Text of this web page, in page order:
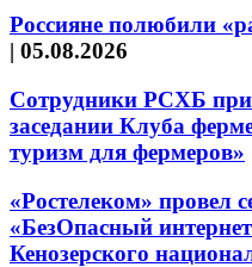
Россияне полюбили
| 05.08.2026
Сотрудники РСХБ
заседании Клуба
туризм для фермеров»
«Ростелеком» провел
«БезОпасный
Кенозерского